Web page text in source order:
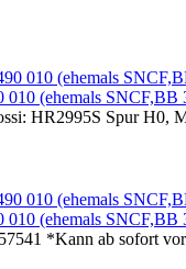
(ehemals SNCF,BB
HR2995S Spur H0,
(ehemals SNCF,BB
*Kann ab sofort